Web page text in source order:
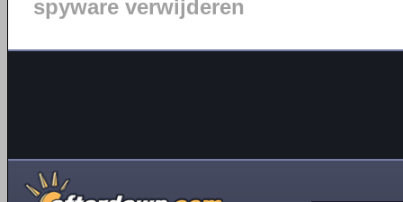
spyware verwijderen